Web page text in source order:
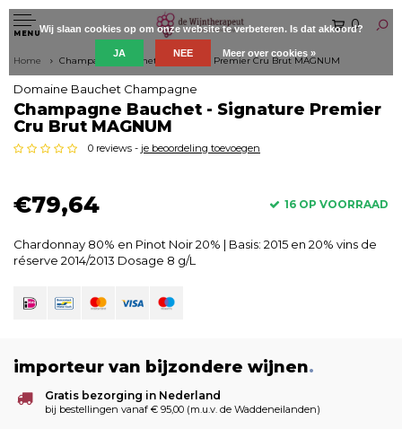
MENU
0
Home Champagne Bauchet - Signature Premier Cru Brut MAGNUM
Domaine Bauchet Champagne
Champagne Bauchet - Signature Premier
Cru Brut MAGNUM
0 reviews - je beoordeling toevoegen
€79,64 16 OP VOORRAAD
Chardonnay 80% en Pinot Noir 20% | Basis: 2015 en 20% vins de
réserve 2014/2013 Dosage 8 g/L
importeur van bijzondere wijnen.
Gratis bezorging in Nederland
bij bestellingen vanaf € 95,00 (m.u.v. de Waddeneilanden)
Wij slaan cookies op om onze website te verbeteren. Is dat akkoord?
JA NEE Meer over cookies »